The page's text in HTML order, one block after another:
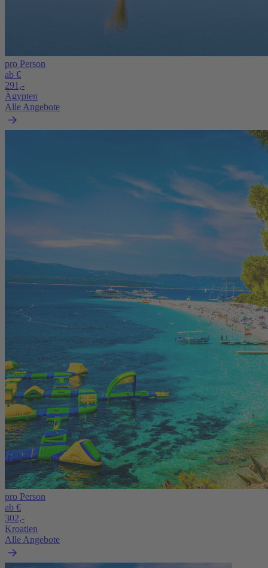
pro Person
ab €
291,-
Ägypten
Alle Angebote
pro Person
ab €
302,-
Kroatien
Alle Angebote